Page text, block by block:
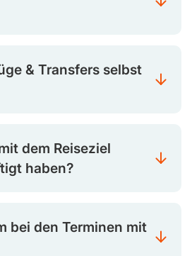
& Transfers selbst
dem Reiseziel
haben?
bei den Terminen mit